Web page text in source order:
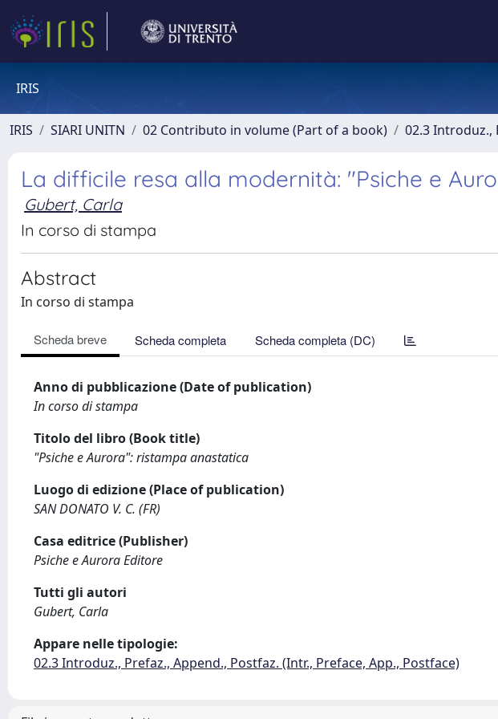
IRIS
IRIS SIARI UNITN 02 Contributo in volume (Part of a book) 02.3 Introduz.,
La difficile resa alla modernità: "Psiche e
Gubert, Carla
In corso di stampa
Abstract
In corso di stampa
Scheda breve Scheda completa Scheda completa (DC)
Anno di pubblicazione (Date of publication)
In corso di stampa
Titolo del libro (Book title)
"Psiche e Aurora": ristampa anastatica
Luogo di edizione (Place of publication)
SAN DONATO V. C. (FR)
Casa editrice (Publisher)
Psiche e Aurora Editore
Tutti gli autori
Gubert, Carla
Appare nelle tipologie:
02.3 Introduz., Prefaz., Append., Postfaz. (Intr., Preface, App., Postface)